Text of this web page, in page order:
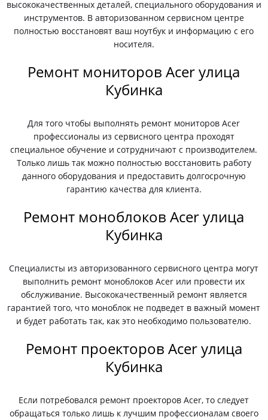
высококачественных деталей, специального оборудования и
инструментов. В авторизованном сервисном центре
полностью восстановят ваш ноутбук и информацию с его
носителя.
Ремонт мониторов Acer улица
Кубинка
Для того чтобы выполнять ремонт мониторов Acer
профессионалы из сервисного центра проходят
специальное обучение и сотрудничают с производителем.
Только лишь так можно полностью восстановить работу
данного оборудования и предоставить долгосрочную
гарантию качества для клиента.
Ремонт моноблоков Acer улица
Кубинка
Специалисты из авторизованного сервисного центра могут
выполнить ремонт моноблоков Acer или провести их
обслуживание. Высококачественный ремонт является
гарантией того, что моноблок не подведет в важный момент
и будет работать так, как это необходимо пользователю.
Ремонт проекторов Acer улица
Кубинка
Если потребовался ремонт проекторов Acer, то следует
обращаться только лишь к лучшим профессионалам своего